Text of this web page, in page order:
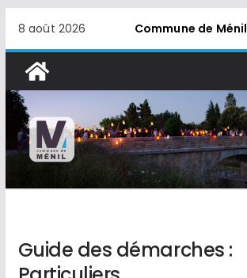
contenu
8 août 2026 Commune de Ménil
Guide des démarches :